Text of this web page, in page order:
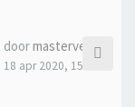
doormasterveecee
18 apr 2020, 15:28